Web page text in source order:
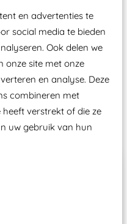
en advertenties te
social media te bieden
Ook delen we
onze site met onze
en analyse. Deze
combineren met
verstrekt of die ze
uw gebruik van hun
laten keuren zodat
Attractie- en